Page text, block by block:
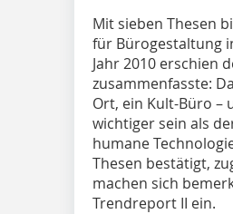
Mit sieben Thesen
für Bürogestaltung
Jahr 2010 erschien
zusammen­fasste:
Ort, ein Kult-Büro –
wichtiger sein als
humane
Thesen bestätigt,
machen sich
Trendreport II ein.